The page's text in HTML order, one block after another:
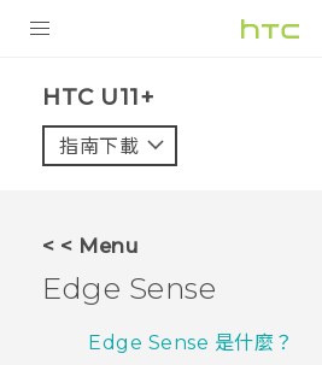
VIVE
HTC U11+‎
指南下載
< < Menu
Edge Sense
Edge Sense 是什麼？